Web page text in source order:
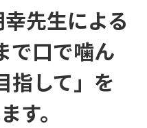
先生による
で口で噛ん
指して」を
す。